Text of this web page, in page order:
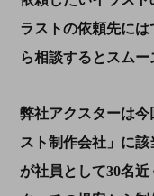
ラストの依頼先に
ら相談するとスムー
弊社アクスターは
スト制作会社」に
が社員として30名近